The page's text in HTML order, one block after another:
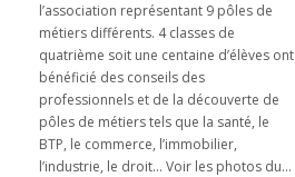
l’association représentant 9 pôles de
métiers différents. 4 classes de
quatrième soit une centaine d’élèves ont
bénéficié des conseils des
professionnels et de la découverte de
pôles de métiers tels que la santé, le
BTP, le commerce, l’immobilier,
l’industrie, le droit… Voir les photos du...